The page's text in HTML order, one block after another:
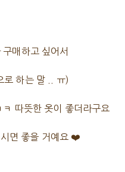
매하고 싶어서
로 하는 말 .. ㅠ)
따뜻한 옷이 좋더라구요
면 좋을 거예요 ❤️